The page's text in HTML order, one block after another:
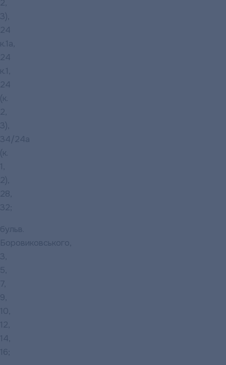
2,
3),
24
к.1а,
24
к.1,
24
(к.
2,
3),
34/24а
(к.
1,
2),
28,
32;
бульв.
Боровиковського,
3,
5,
7,
9,
10,
12,
14,
16;